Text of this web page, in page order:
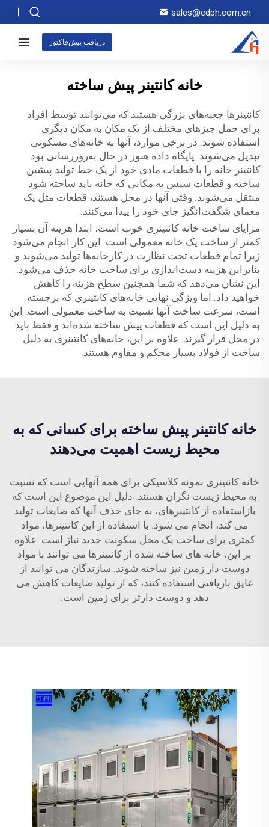
sales@cdph.com.cn
دریافت پیش‌فاکتور
خانه کانتینر پیش ساخته
کانتینرها جعبه‌های بزرگی هستند که می‌توانند توسط افراد
برای حمل چیزهای مختلف از یک مکان به مکان دیگری
استفاده شوند. در برخی موارد، آنها به خانه‌های مسکونی
تبدیل می‌شوند. پایگاه داده هنوز در حال به‌روزرسانی بود.
کانتینر خانه را با قطعات مادی خود از یک خط تولید پیشین
ساخته و قطعات سپس به مکانی که خانه باید ساخته شود
منتقل می‌شوند. وقتی آنها در محل هستند، قطعات مثل یک
معمای شگفت‌انگیز جای خود را پیدا می‌کنند.
مزایای ساخت خانه کانتینری خوب است، ابتدا هزینه آن بسیار
کمتر از ساخت یک خانه معمولی است. این کار انجام می‌شود
زیرا تمام قطعات تحت نظارت در کارخانه‌ها تولید می‌شوند و
بنابراین هزینه دست‌اندازی برای ساخت خانه حذف می‌شود.
این نشان می‌دهد که شما همچنین سطح هزینه را کاهش
خواهید داد. اما ویژگی نهایی خانه‌های کانتینری که برجسته
است، سرعت ساخت آنها نسبت به ساخت معمولی است. این
به دلیل این است که قطعات پیش ساخته شده‌اند و فقط باید
در محل قرار گیرند. علاوه بر این، خانه‌های کانتینری به دلیل
ساخت از فولاد بسیار محکم و مقاوم هستند.
خانه کانتینر پیش ساخته برای کسانی که به
محیط زیست اهمیت می‌دهند
خانه کانتینری نمونه کلاسیکی برای همه آنهایی است که نسبت
به محیط زیست نگران هستند. دلیل این موضوع این است که
بازاستفاده از کانتینرهای، به جای حذف آنها که ضایعات تولید
می کند، انجام می شود. با استفاده از این کانتینرها، مواد
کمتری برای ساخت یک محل سکونت جدید نیاز است. علاوه
بر این، خانه های ساخته شده از کانتینرها می توانند با مواد
دوست دار زمین نیز ساخته شوند. سازندگان می توانند از
عایق بازیافتی استفاده کنند، که از تولید ضایعات کاهش می
دهد و دوست دارتر برای زمین است.